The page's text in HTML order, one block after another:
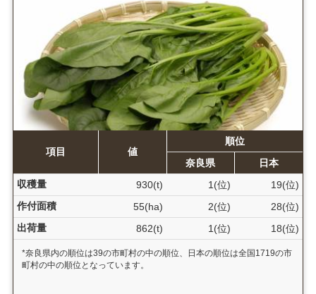
項目 値
順位
奈良県
日本
収穫量
930(t) 1(位)
19(位)
作付面積
55(ha) 2(位)
28(位)
出荷量
862(t) 1(位) 18(位)
*奈良県内の順位は39の市町村の中の順位、日本の順位は全国1719の市
町村の中の順位となっています。